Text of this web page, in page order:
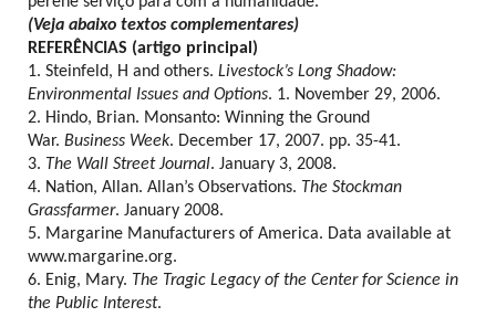
(Veja abaixo textos complementares)
REFERÊNCIAS (artigo principal)
1. Steinfeld, H and others. Livestock’s Long Shadow:
Environmental Issues and Options. 1. November 29, 2006.
2. Hindo, Brian. Monsanto: Winning the Ground
War. Business Week. December 17, 2007. pp. 35-41.
3. The Wall Street Journal. January 3, 2008.
4. Nation, Allan. Allan’s Observations. The Stockman
Grassfarmer. January 2008.
5. Margarine Manufacturers of America. Data available at
www.margarine.org.
6. Enig, Mary. The Tragic Legacy of the Center for Science in
the Public Interest.